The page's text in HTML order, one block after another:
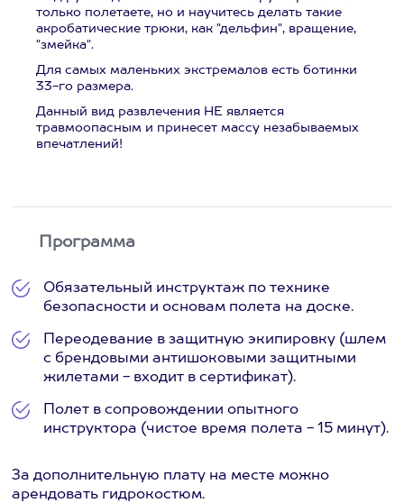
только полетаете, но и научитесь делать такие
акробатические трюки, как "дельфин", вращение,
"змейка".
Для самых маленьких экстремалов есть ботинки
33-го размера.
Данный вид развлечения НЕ является
травмоопасным и принесет массу незабываемых
впечатлений!
Программа
Обязательный инструктаж по технике
безопасности и основам полета на доске.
Переодевание в защитную экипировку (шлем
с брендовыми антишоковыми защитными
жилетами - входит в сертификат).
Полет в сопровождении опытного
инструктора (чистое время полета - 15 минут).
За дополнительную плату на месте можно
арендовать гидрокостюм.